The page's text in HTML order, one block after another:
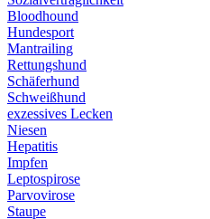
Bloodhound
Hundesport
Mantrailing
Rettungshund
Schäferhund
Schweißhund
exzessives Lecken
Niesen
Hepatitis
Impfen
Leptospirose
Parvovirose
Staupe